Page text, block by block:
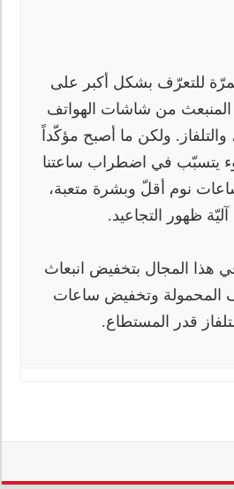
للتعرّف بشكل أكبر على
من شاشات الهواتف
والتلفاز. ولكن ما أصبح مؤكّداً
يتسبّب في اضطراب ساعتنا
نوم أقلّ وبشرة متعبة،
ظهور التجاعيد.
هذا المجال بتخفيض انبعاث
المحمولة وتخفيض ساعات
قدر المستطاع.